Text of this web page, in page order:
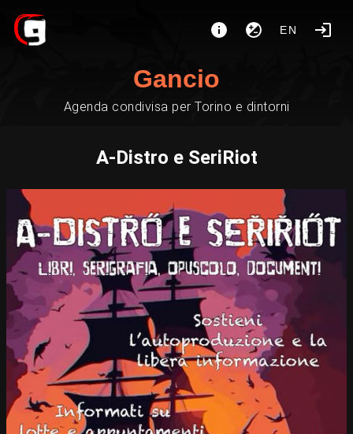
EN
Gancio
Agenda condivisa per Torino e dintorni
A-Distro e SeriRiot